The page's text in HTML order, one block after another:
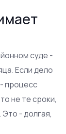
суде -
Если дело
процесс
не те сроки,
- долгая,